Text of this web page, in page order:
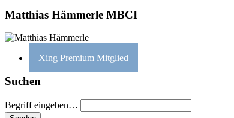
Matthias Hämmerle MBCI
Xing Premium Mitglied
Suchen
Begriff eingeben…